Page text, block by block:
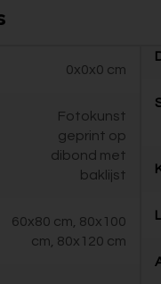
0x0x0 cm
Fotokunst
geprint op
dibond met
baklijst
60x80 cm, 80x100
cm, 80x120 cm